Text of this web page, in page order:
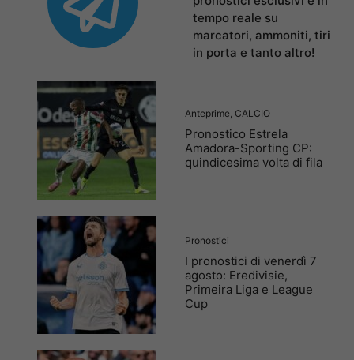
tempo reale su
marcatori, ammoniti, tiri
in porta e tanto altro!
Anteprime, CALCIO
Pronostico Estrela
Amadora-Sporting CP:
quindicesima volta di fila
Pronostici
I pronostici di venerdì 7
agosto: Eredivisie,
Primeira Liga e League
Cup